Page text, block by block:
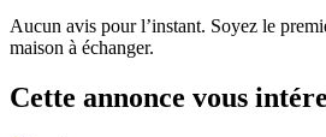
Aucun avis pour l’instant. Soyez le
maison à échanger.
Cette annonce vous